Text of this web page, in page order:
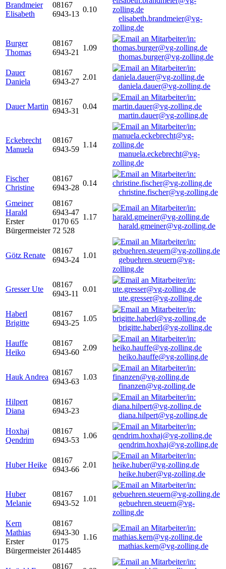
Brandmeier
Elisabeth
08167
6943-13
0.10
elisabeth.brandmeier@vg-
zolling.de
Burger
Thomas
08167
6943-21
1.09
thomas.burger@vg-zolling.de
Dauer
Daniela
08167
6943-27
2.01
daniela.dauer@vg-zolling.de
Dauer Martin
08167
6943-31
0.04
martin.dauer@vg-zolling.de
Eckebrecht
Manuela
08167
6943-59
1.14
manuela.eckebrecht@vg-
zolling.de
Fischer
Christine
08167
6943-28
0.14
christine.fischer@vg-zolling.de
Gmeiner
Harald
Erster
Bürgermeister
08167
6943-47
0170 65
72 528
1.17
harald.gmeiner@vg-zolling.de
Götz Renate
08167
6943-24
1.01
gebuehren.steuern@vg-
zolling.de
Gresser Ute
08167
6943-11
0.01
ute.gresser@vg-zolling.de
Haberl
Brigitte
08167
6943-25
1.05
brigitte.haberl@vg-zolling.de
Hauffe
Heiko
08167
6943-60
2.09
heiko.hauffe@vg-zolling.de
Hauk Andrea
08167
6943-63
1.03
finanzen@vg-zolling.de
Hilpert
Diana
08167
6943-23
diana.hilpert@vg-zolling.de
Hoxhaj
Qendrim
08167
6943-53
1.06
qendrim.hoxhaj@vg-zolling.de
Huber Heike
08167
6943-66
2.01
heike.huber@vg-zolling.de
Huber
Melanie
08167
6943-52
1.01
gebuehren.steuern@vg-
zolling.de
Kern
Mathias
Erster
Bürgermeister
08167
6943-30
0175
2614485
1.16
mathias.kern@vg-zolling.de
08167